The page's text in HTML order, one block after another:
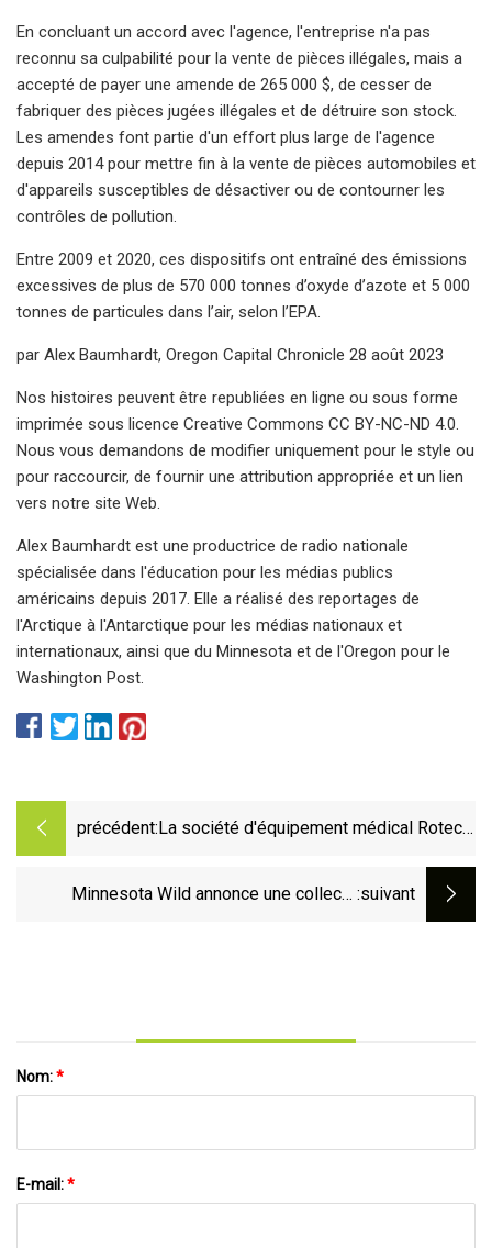
En concluant un accord avec l'agence, l'entreprise n'a pas
reconnu sa culpabilité pour la vente de pièces illégales, mais a
accepté de payer une amende de 265 000 $, de cesser de
fabriquer des pièces jugées illégales et de détruire son stock.
Les amendes font partie d'un effort plus large de l'agence
depuis 2014 pour mettre fin à la vente de pièces automobiles et
d'appareils susceptibles de désactiver ou de contourner les
contrôles de pollution.
Entre 2009 et 2020, ces dispositifs ont entraîné des émissions
excessives de plus de 570 000 tonnes d’oxyde d’azote et 5 000
tonnes de particules dans l’air, selon l’EPA.
par Alex Baumhardt, Oregon Capital Chronicle 28 août 2023
Nos histoires peuvent être republiées en ligne ou sous forme
imprimée sous licence Creative Commons CC BY-NC-ND 4.0.
Nous vous demandons de modifier uniquement pour le style ou
pour raccourcir, de fournir une attribution appropriée et un lien
vers notre site Web.
Alex Baumhardt est une productrice de radio nationale
spécialisée dans l'éducation pour les médias publics
américains depuis 2017. Elle a réalisé des reportages de
l'Arctique à l'Antarctique pour les médias nationaux et
internationaux, ainsi que du Minnesota et de l'Oregon pour le
Washington Post.
précédent: La société d'équipement médical Rotech
des sources
Minnesota Wild annonce une collecte :suivant
Nom:*
E-mail:*